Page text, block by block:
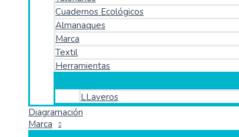
Cuadernos Ecológicos
Almanaques
Marca
Textil
Herramientas
LLaveros
Diagramación
Marca